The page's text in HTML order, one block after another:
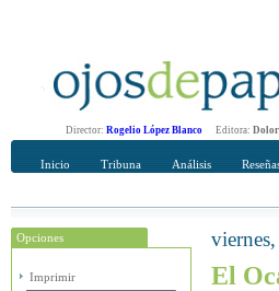
Director: Rogelio López Blanco Editora:
Inicio Tribuna Análisis
Opciones
Imprimir
Recomendar
El